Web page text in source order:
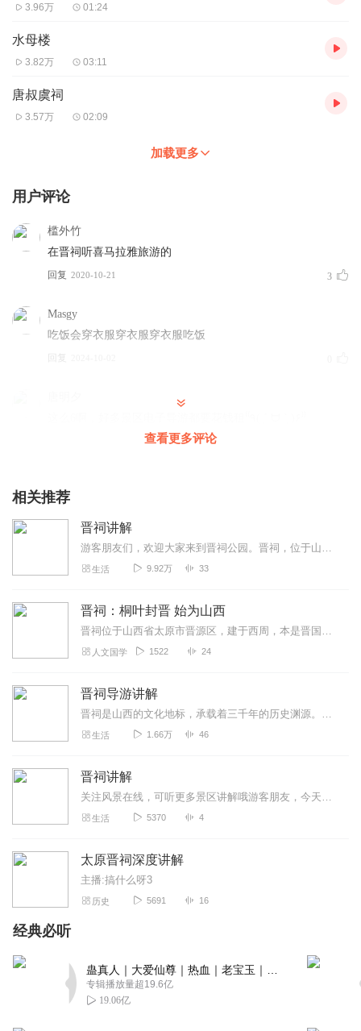
3.96万 01:24
水母楼
3.82万 03:11
唐叔虞祠
3.57万 02:09
加载更多
用户评论
槛外竹
在晋祠听喜马拉雅旅游的
回复 2020-10-21 3
Masgy
吃饭会穿衣服穿衣服穿衣服吃饭
回复
查看更多评论
相关推荐
晋祠讲解
游客朋友们，欢迎大家来到晋祠公园。晋祠，位于山西省太原市晋源区晋祠镇，原名为晋王祠，晋祠创建于西周即前11世纪时期，是为纪念晋国开国诸侯唐叔虞即晋王及母后邑姜后...
生活 9.92万 33
晋祠：桐叶封晋 始为山西
晋祠位于山西省太原市晋源区，建于西周，本是晋国宗祠，是为纪念晋国开国诸侯唐叔虞及其母后姜邑而建，是中国现存最早，建筑风格最全的古典皇家园林。在历经多个朝代的修葺...
人文国学 1522 24
晋祠导游讲解
晋祠是山西的文化地标，承载着三千年的历史渊源。这里原是纪念西周晋国始祖唐叔虞的祠堂，现存宋代圣母殿、鱼沼飞梁等古建筑群，被誉为“中国古建筑博物馆”。周柏以近三千...
生活 1.66万 46
晋祠讲解
关注风景在线，可听更多景区讲解哦游客朋友，今天我们要去的可是一个有着深厚文化底蕴的地方哦，那就是山西晋祠旅游区。晋祠位于山西太原市西南悬瓮山脚的晋水边，根据北魏...
生活 5370 4
太原晋祠深度讲解
主播:搞什么呀3
历史 5691 16
经典必听
专辑播放量超19.6亿
19.06亿